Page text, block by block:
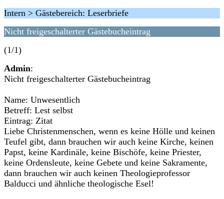
Intern > Gästebereich: Leserbriefe
Nicht freigeschalterter Gästebucheintrag
(1/1)
Admin:
Nicht freigeschalterter Gästebucheintrag
Name: Unwesentlich
Betreff: Lest selbst
Eintrag: Zitat
Liebe Christenmenschen, wenn es keine Hölle und keinen
Teufel gibt, dann brauchen wir auch keine Kirche, keinen
Papst, keine Kardinäle, keine Bischöfe, keine Priester,
keine Ordensleute, keine Gebete und keine Sakramente,
dann brauchen wir auch keinen Theologieprofessor
Balducci und ähnliche theologische Esel!